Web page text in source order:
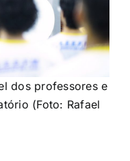
dos professores e
(Foto: Rafael